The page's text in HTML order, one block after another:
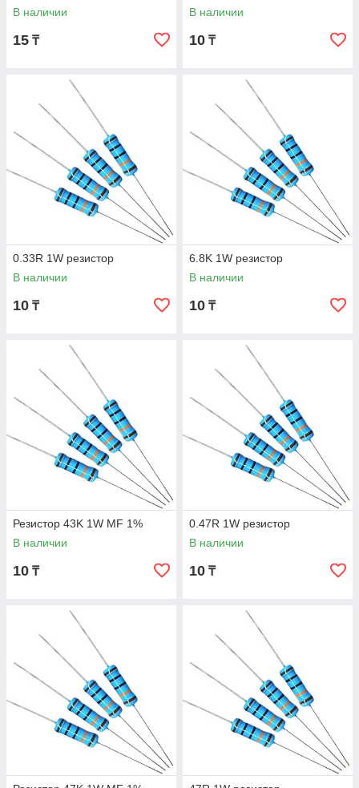
В наличии
15 ₸
В наличии
10 ₸
0.33R 1W резистор
В наличии
10 ₸
6.8K 1W резистор
В наличии
10 ₸
Резистор 43K 1W MF 1%
В наличии
10 ₸
0.47R 1W резистор
В наличии
10 ₸